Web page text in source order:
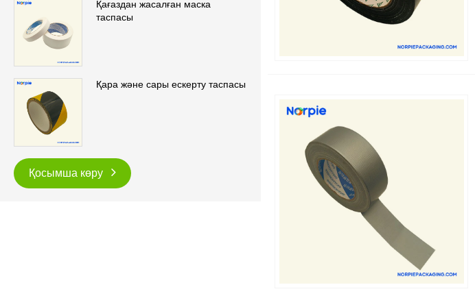
Қағаздан жасалған маска
таспасы
Қара және сары ескерту таспасы
Қосымша көру